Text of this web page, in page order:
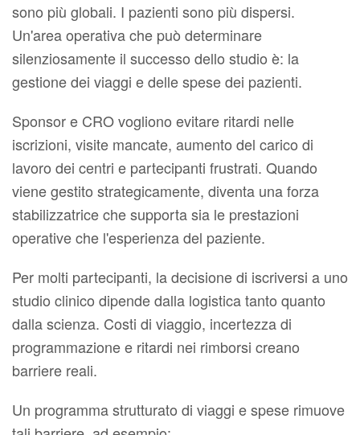
sono più globali. I pazienti sono più dispersi.
Un'area operativa che può determinare
silenziosamente il successo dello studio è: la
gestione dei viaggi e delle spese dei pazienti.
Sponsor e CRO vogliono evitare ritardi nelle
iscrizioni, visite mancate, aumento del carico di
lavoro dei centri e partecipanti frustrati. Quando
viene gestito strategicamente, diventa una forza
stabilizzatrice che supporta sia le prestazioni
operative che l'esperienza del paziente.
Per molti partecipanti, la decisione di iscriversi a uno
studio clinico dipende dalla logistica tanto quanto
dalla scienza. Costi di viaggio, incertezza di
programmazione e ritardi nei rimborsi creano
barriere reali.
Un programma strutturato di viaggi e spese rimuove